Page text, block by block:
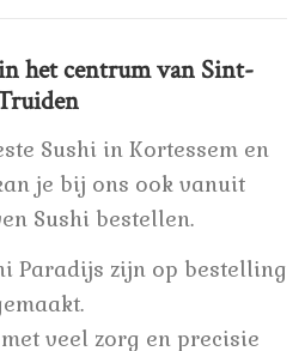
het centrum van Sint-
Sushi in Kortessem en
je bij ons ook vanuit
Sushi bestellen.
Paradijs zijn op bestelling
veel zorg en precisie